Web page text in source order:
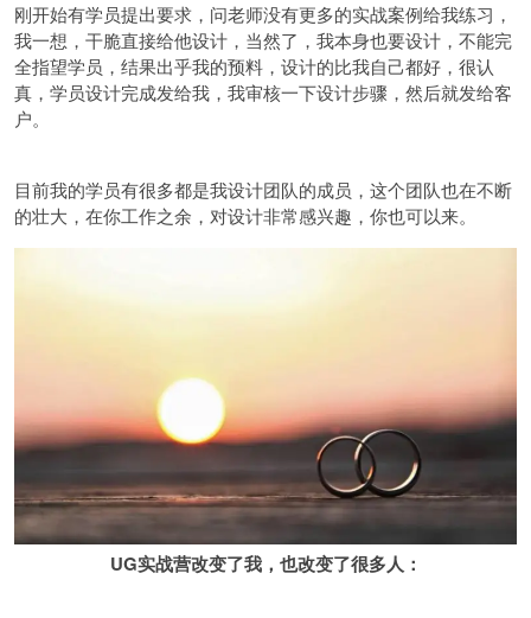
刚开始有学员提出要求，问老师没有更多的实战案例给我练习，
我一想，干脆直接给他设计，当然了，我本身也要设计，不能完
全指望学员，结果出乎我的预料，设计的比我自己都好，很认
真，学员设计完成发给我，我审核一下设计步骤，然后就发给客
户。
目前我的学员有很多都是我设计团队的成员，这个团队也在不断
的壮大，在你工作之余，对设计非常感兴趣，你也可以来。
UG实战营改变了我，也改变了很多人：